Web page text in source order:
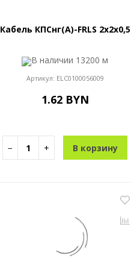
Кабель КПСнг(A)-FRLS 2x2x0,5
В наличии 13200 м
Артикул: ELC0100056009
1.62 BYN
− + В корзину